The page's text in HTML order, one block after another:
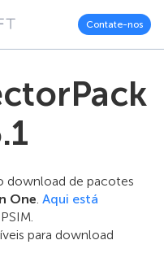
Contate-nos
download de pacotes
One. Aqui está
para download